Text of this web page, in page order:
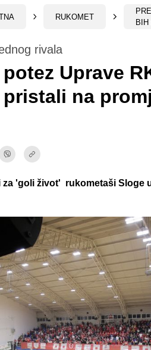
RUKOMET
BIH
rivala
Uprave
na
za 'goli život' rukometaši Sloge